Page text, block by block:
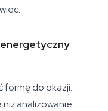
formę do okazji.
analizowanie